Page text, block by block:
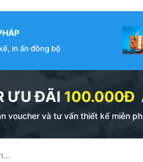
viên, dây đeo thẻ sinh
rộng : 1cm, 1.5cm, 2cm.
mẫu dây và giá để khách
phận thiết kế để tiến hành in.
in ấn đồng bộ
ƯU ĐÃI 100.000Đ
voucher và tư vấn thiết kế miễn